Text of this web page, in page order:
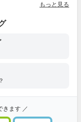
もっと見る
きます ／